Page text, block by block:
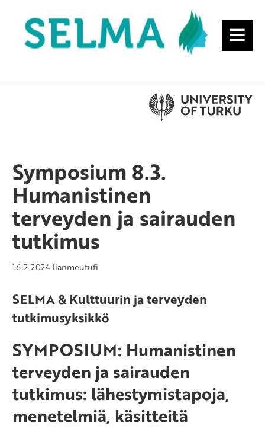
MENU
Symposium 8.3.
Humanistinen
terveyden ja sairauden
tutkimus
16.2.2024 lianmeutufi
SELMA & Kulttuurin ja terveyden
tutkimusyksikkö
SYMPOSIUM: Humanistinen
terveyden ja sairauden
tutkimus: lähestymistapoja,
menetelmiä, käsitteitä